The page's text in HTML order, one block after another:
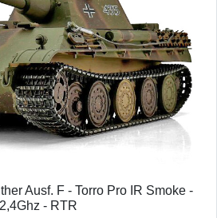
Ausf. F - Torro Pro IR Smoke -
2,4Ghz - RTR